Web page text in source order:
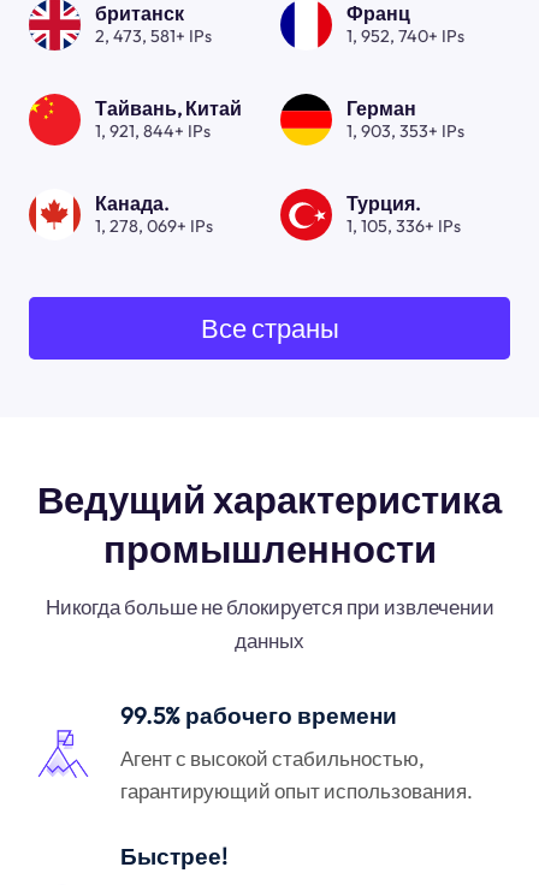
британск
2, 473, 581+ IPs
Франц
1, 952, 740+ IPs
Тайвань, Китай
1, 921, 844+ IPs
Герман
1, 903, 353+ IPs
Канада.
1, 278, 069+ IPs
Турция.
1, 105, 336+ IPs
Все страны
Ведущий характеристика
промышленности
Никогда больше не блокируется при извлечении
данных
99.5% рабочего времени
Агент с высокой стабильностью,
гарантирующий опыт использования.
Быстрее!